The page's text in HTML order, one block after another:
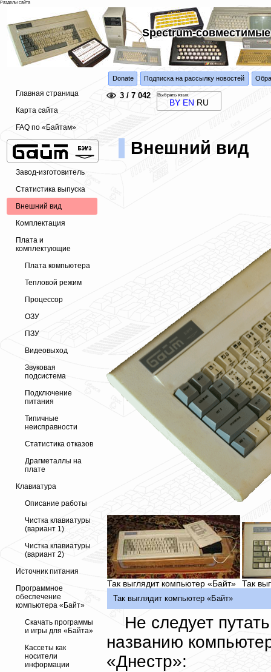
Spectrum-
Главная страница
Карта сайта
FAQ по «Байтам»
Завод-изготовитель
Статистика выпуска
Внешний вид
Комплектация
Плата и
комплектующие
Плата компьютера
Тепловой режим
Процессор
ОЗУ
ПЗУ
Видеовыход
Звуковая
подсистема
Подключение
питания
Типичные
неисправности
Статистика отказов
Драгметаллы на
плате
Клавиатура
Описание работы
Чистка клавиатуры
(вариант 1)
Чистка клавиатуры
(вариант 2)
Источник питания
Программное
обеспечение
компьютера «Байт»
Скачать программы
и игры для «Байта»
Кассеты как
носители
информации
Разделы сайта
Donate Подписка на рассылку новостей
3 / 7 042 Выбрать язык
BY EN RU
Внешний вид
Так выглядит компьютер «Байт» Так
Так выглядит компьютер «Байт»
Не следует
названию
«Днестр»: